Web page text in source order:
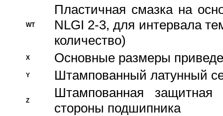
WT
Пластичная смазка на
NLGI 2-3, для интервала
количество)
X Основные размеры
Y Штампованный латунный
Z
Штампованная
стороны подшипника